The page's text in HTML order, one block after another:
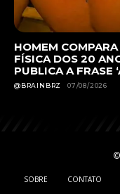
HOMEM
FÍSICA DOS 20
PUBLICA A FRASE
@BRAINBRZ 07/08/2026
SOBRE CONTATO